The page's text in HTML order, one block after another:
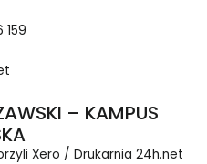
159
– KAMPUS
Xero / Drukarnia 24h.net